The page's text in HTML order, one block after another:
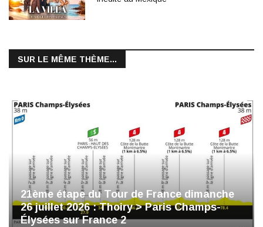
SUR LE MÊME THÈME...
21ème étape du Tour de France dimanche
26 juillet 2026 : Thoiry > Paris Champs-
Élysées sur France 2